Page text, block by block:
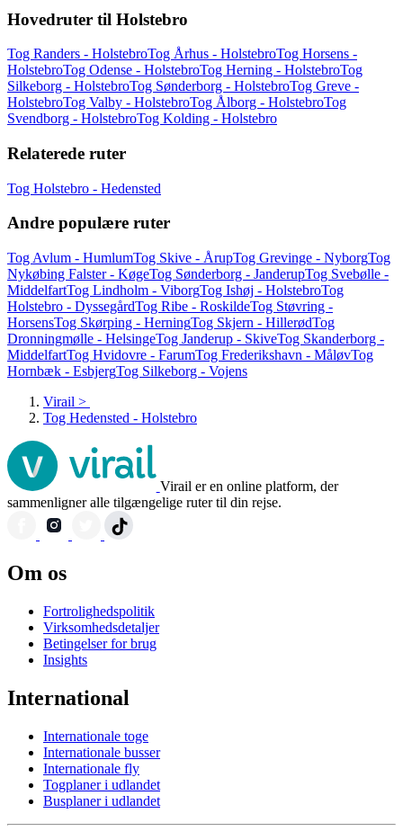
Hovedruter til Holstebro
Tog Randers - HolstebroTog Århus - HolstebroTog Horsens -
HolstebroTog Odense - HolstebroTog Herning - HolstebroTog
Silkeborg - HolstebroTog Sønderborg - HolstebroTog Greve -
HolstebroTog Valby - HolstebroTog Ålborg - HolstebroTog
Svendborg - HolstebroTog Kolding - Holstebro
Relaterede ruter
Tog Holstebro - Hedensted
Andre populære ruter
Tog Avlum - HumlumTog Skive - ÅrupTog Grevinge - NyborgTog
Nykøbing Falster - KøgeTog Sønderborg - JanderupTog Svebølle -
MiddelfartTog Lindholm - ViborgTog Ishøj - HolstebroTog
Holstebro - DyssegårdTog Ribe - RoskildeTog Støvring -
HorsensTog Skørping - HerningTog Skjern - HillerødTog
Dronningmølle - HelsingeTog Janderup - SkiveTog Skanderborg -
MiddelfartTog Hvidovre - FarumTog Frederikshavn - MåløvTog
Hornbæk - EsbjergTog Silkeborg - Vojens
Virail >
Tog Hedensted - Holstebro
Virail er en online platform, der
sammenligner alle tilgængelige ruter til din rejse.
Om os
Fortrolighedspolitik
Virksomhedsdetaljer
Betingelser for brug
Insights
International
Internationale toge
Internationale busser
Internationale fly
Togplaner i udlandet
Busplaner i udlandet